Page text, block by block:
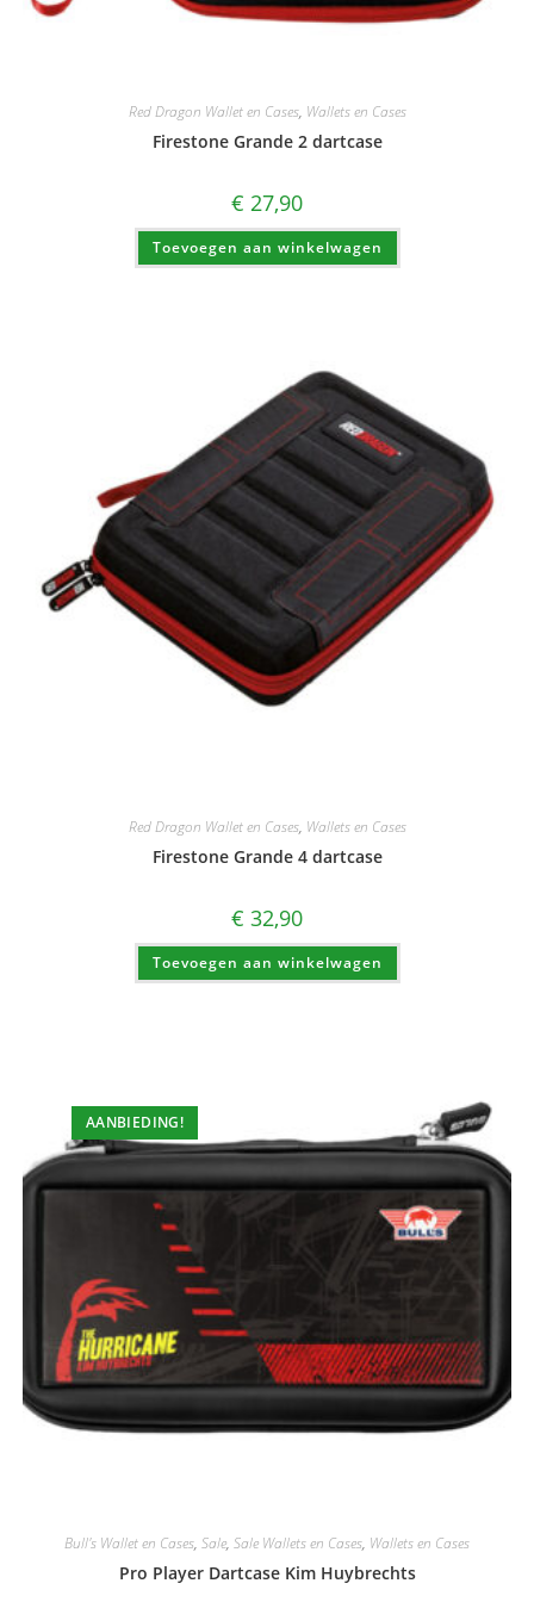
Red Dragon Wallet en Cases, Wallets en Cases
Firestone Grande 2 dartcase
€ 27,90
Toevoegen aan winkelwagen
Red Dragon Wallet en Cases, Wallets en Cases
Firestone Grande 4 dartcase
€ 32,90
Toevoegen aan winkelwagen
AANBIEDING!
Bull's Wallet en Cases, Sale, Sale Wallets en Cases, Wallets en Cases
Pro Player Dartcase Kim Huybrechts